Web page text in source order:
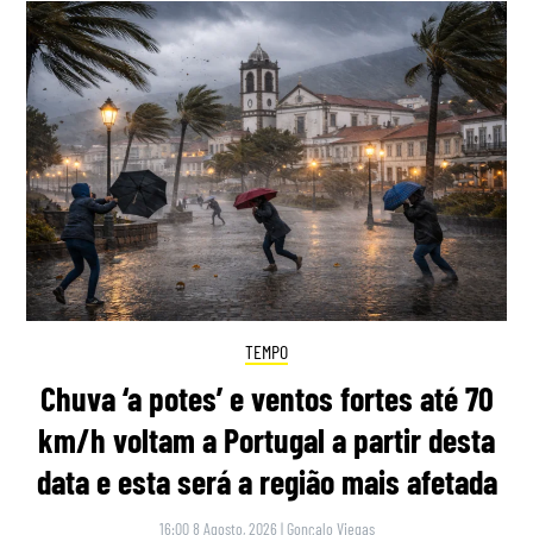
TEMPO
Chuva ‘a potes’ e ventos fortes até 70
km/h voltam a Portugal a partir desta
data e esta será a região mais afetada
16:00 8 Agosto, 2026 | Gonçalo Viegas